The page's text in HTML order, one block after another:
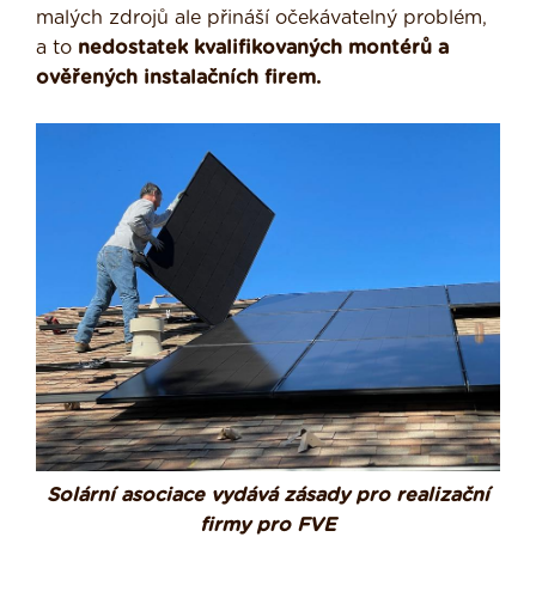
malých zdrojů ale přináší očekávatelný problém,
a to nedostatek kvalifikovaných montérů a
ověřených instalačních firem.
Solární asociace vydává zásady pro realizační
firmy pro FVE